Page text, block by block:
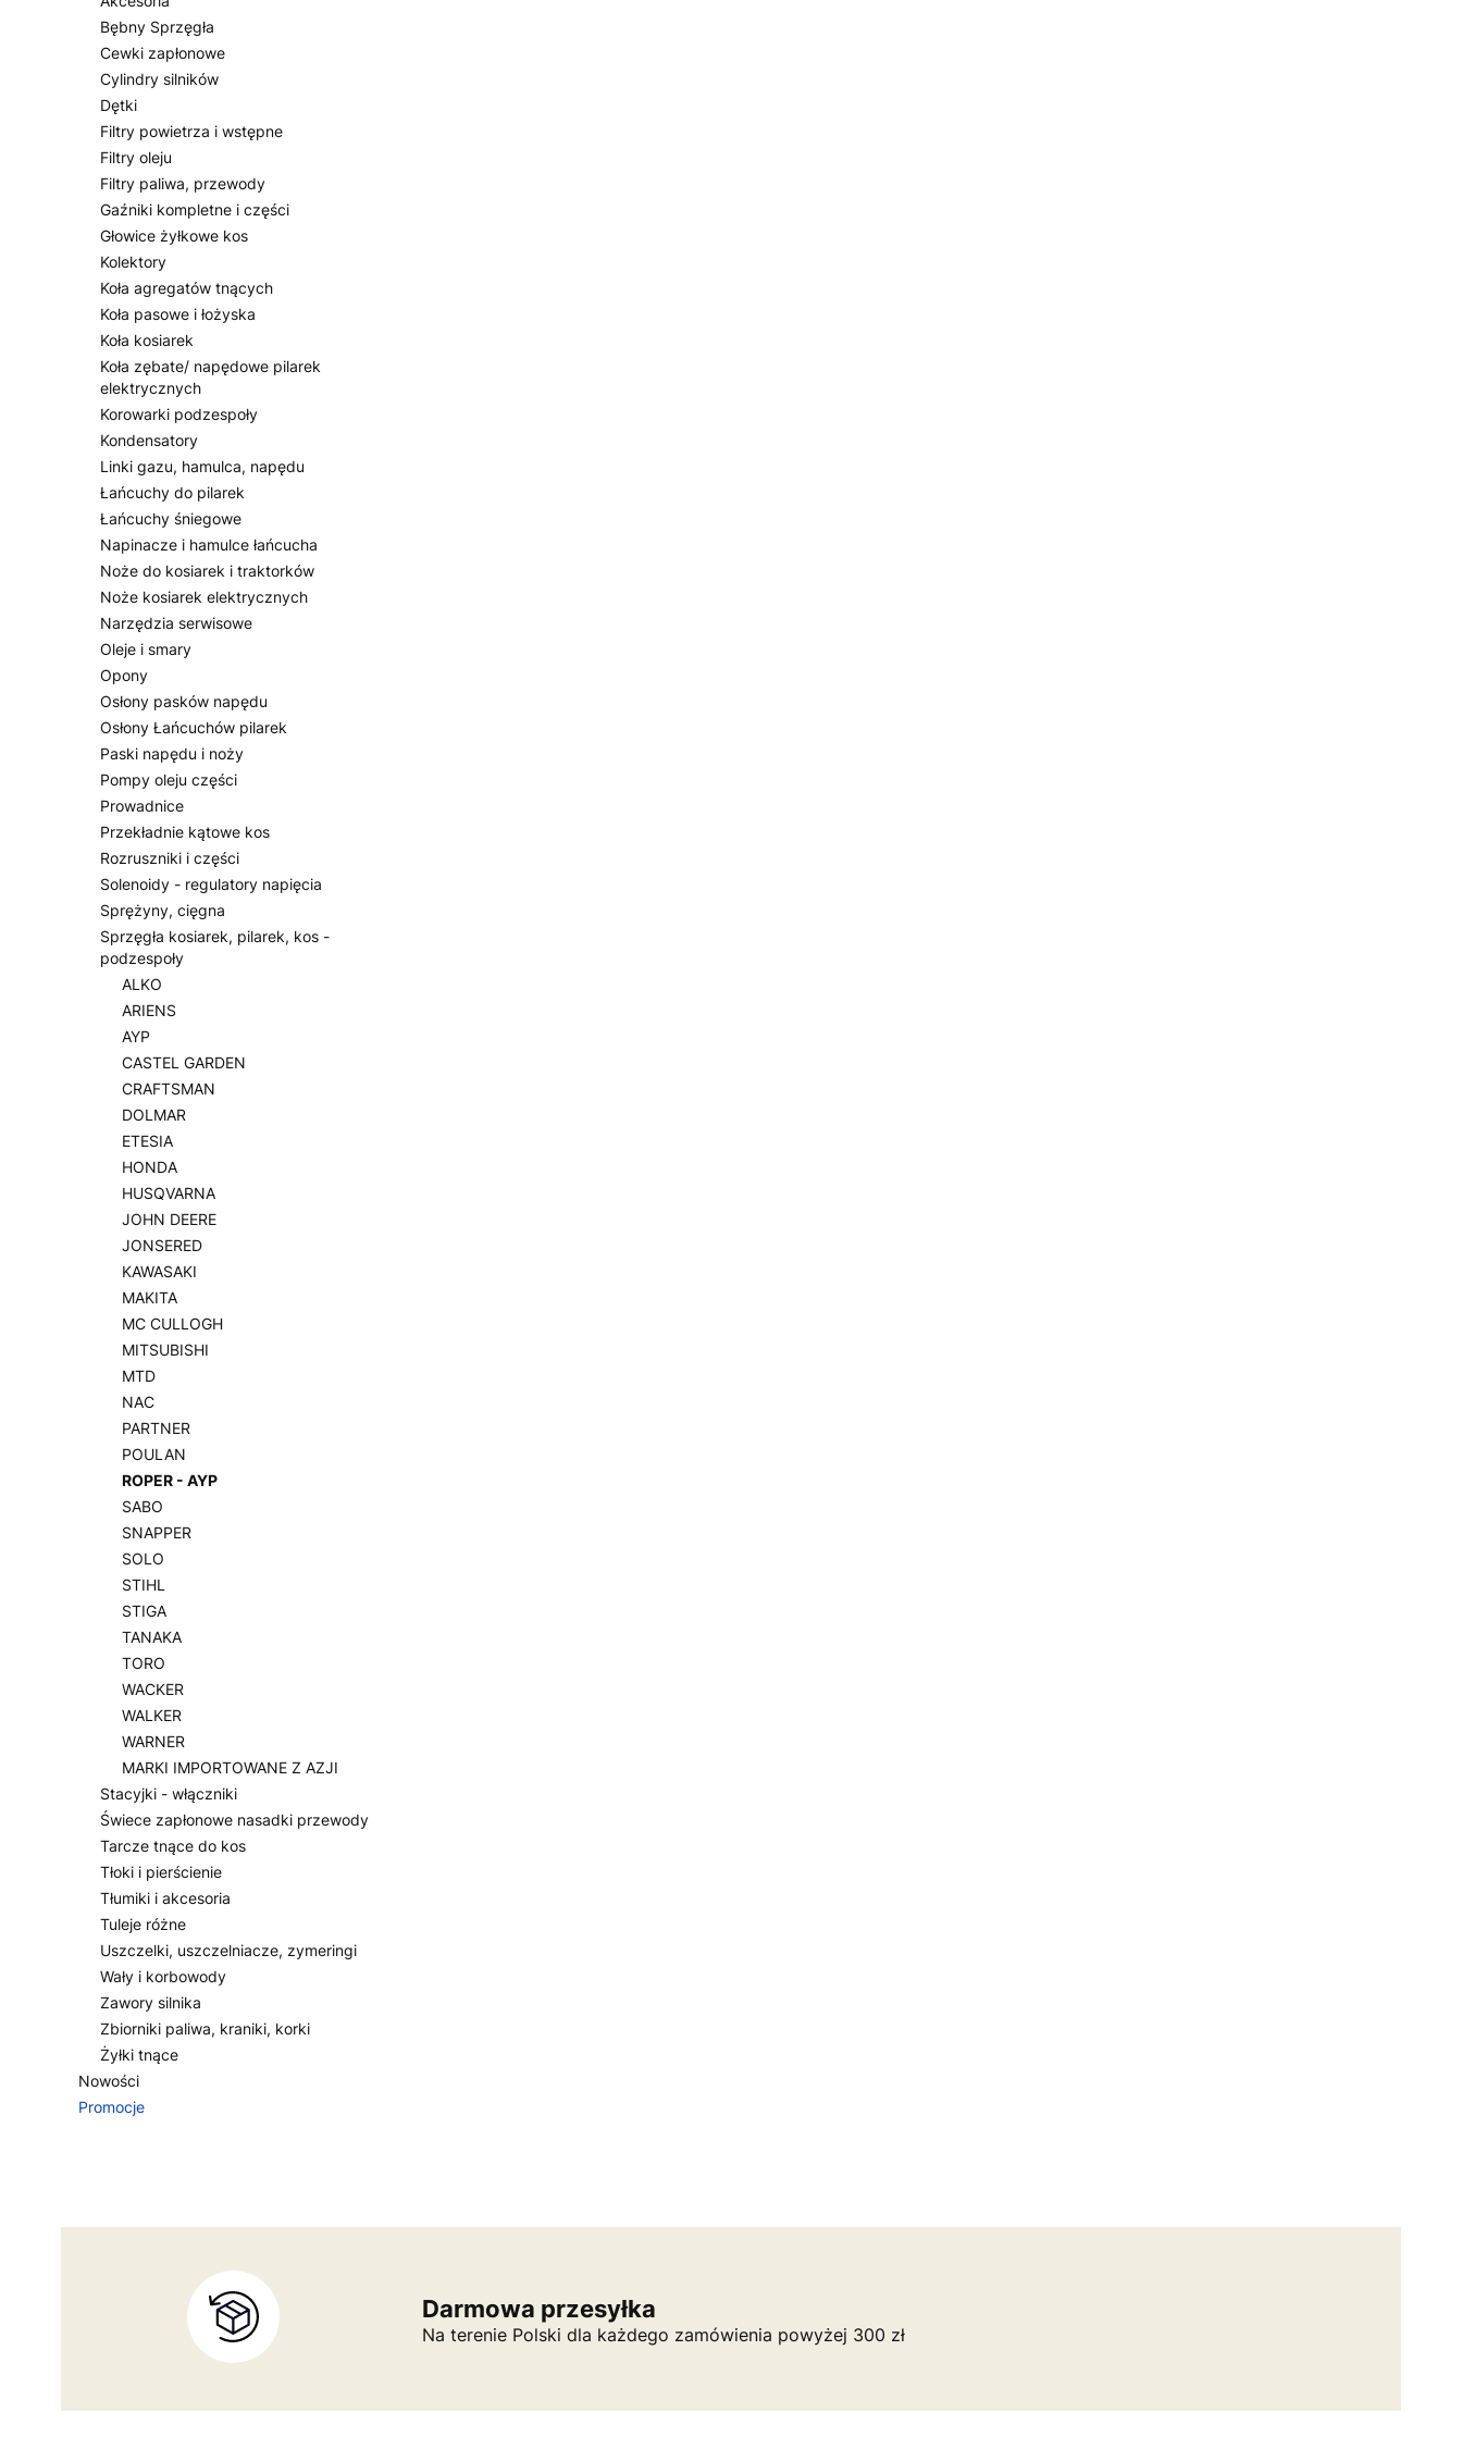
Bębny Sprzęgła
Cewki zapłonowe
Cylindry silników
Dętki
Filtry powietrza i wstępne
Filtry oleju
Filtry paliwa, przewody
Gaźniki kompletne i części
Głowice żyłkowe kos
Kolektory
Koła agregatów tnących
Koła pasowe i łożyska
Koła kosiarek
Koła zębate/ napędowe pilarek
elektrycznych
Korowarki podzespoły
Kondensatory
Linki gazu, hamulca, napędu
Łańcuchy do pilarek
Łańcuchy śniegowe
Napinacze i hamulce łańcucha
Noże do kosiarek i traktorków
Noże kosiarek elektrycznych
Narzędzia serwisowe
Oleje i smary
Opony
Osłony pasków napędu
Osłony Łańcuchów pilarek
Paski napędu i noży
Pompy oleju części
Prowadnice
Przekładnie kątowe kos
Rozruszniki i części
Solenoidy - regulatory napięcia
Sprężyny, cięgna
Sprzęgła kosiarek, pilarek, kos -
podzespoły
ALKO
ARIENS
AYP
CASTEL GARDEN
CRAFTSMAN
DOLMAR
ETESIA
HONDA
HUSQVARNA
JOHN DEERE
JONSERED
KAWASAKI
MAKITA
MC CULLOGH
MITSUBISHI
MTD
NAC
PARTNER
POULAN
ROPER - AYP
SABO
SNAPPER
SOLO
STIHL
STIGA
TANAKA
TORO
WACKER
WALKER
WARNER
MARKI IMPORTOWANE Z AZJI
Stacyjki - włączniki
Świece zapłonowe nasadki przewody
Tarcze tnące do kos
Tłoki i pierścienie
Tłumiki i akcesoria
Tuleje różne
Uszczelki, uszczelniacze, zymeringi
Wały i korbowody
Zawory silnika
Zbiorniki paliwa, kraniki, korki
Żyłki tnące
Nowości
Promocje
Darmowa przesyłka
Na terenie Polski dla każdego zamówienia powyżej 300 zł